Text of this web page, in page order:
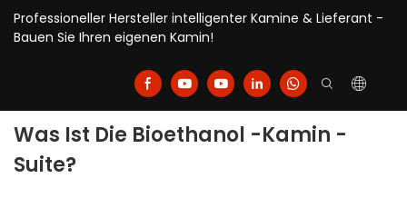
Professioneller Hersteller intelligenter Kamine & Lieferant -
Bauen Sie Ihren eigenen Kamin!
Was Ist Die Bioethanol -Kamin -
Suite?